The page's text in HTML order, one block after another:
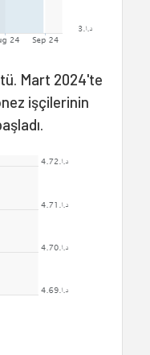
Mart 2024'te
işçilerinin